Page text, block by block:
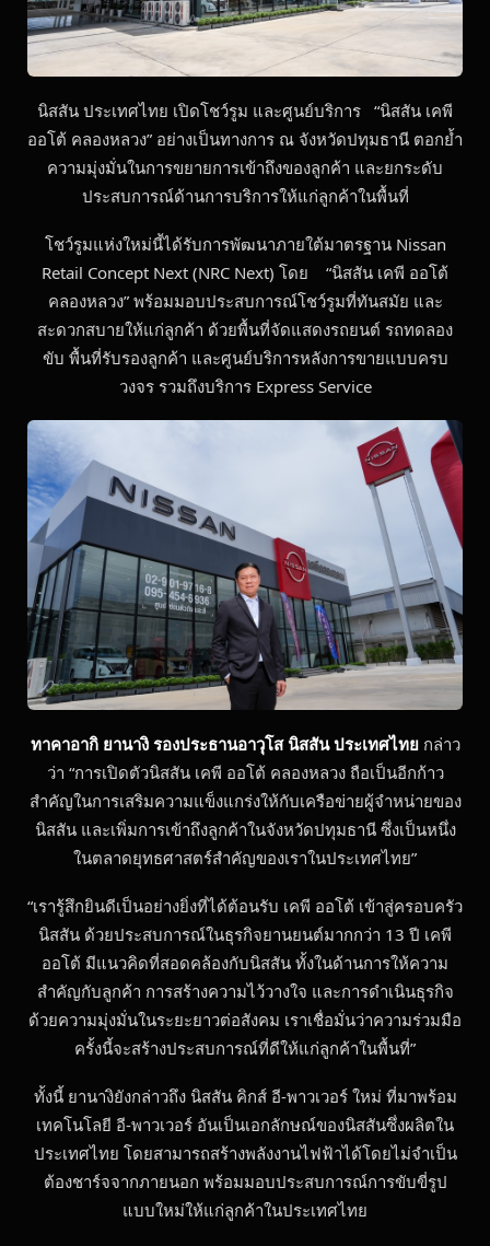
นิสสัน ประเทศไทย เปิดโชว์รูม และศูนย์บริการ “นิสสัน เคพี
ออโต้ คลองหลวง” อย่างเป็นทางการ ณ จังหวัดปทุมธานี ตอกย้ำ
ความมุ่งมั่นในการขยายการเข้าถึงของลูกค้า และยกระดับ
ประสบการณ์ด้านการบริการให้แก่ลูกค้าในพื้นที่
โชว์รูมแห่งใหม่นี้ได้รับการพัฒนาภายใต้มาตรฐาน Nissan
Retail Concept Next (NRC Next) โดย “นิสสัน เคพี ออโต้
คลองหลวง” พร้อมมอบประสบการณ์โชว์รูมที่ทันสมัย และ
สะดวกสบายให้แก่ลูกค้า ด้วยพื้นที่จัดแสดงรถยนต์ รถทดลอง
ขับ พื้นที่รับรองลูกค้า และศูนย์บริการหลังการขายแบบครบ
วงจร รวมถึงบริการ Express Service
ทาคาอากิ ยานางิ รองประธานอาวุโส นิสสัน ประเทศไทยกล่าว
ว่า “การเปิดตัวนิสสัน เคพี ออโต้ คลองหลวง ถือเป็นอีกก้าว
สำคัญในการเสริมความแข็งแกร่งให้กับเครือข่ายผู้จำหน่ายของ
นิสสัน และเพิ่มการเข้าถึงลูกค้าในจังหวัดปทุมธานี ซึ่งเป็นหนึ่ง
ในตลาดยุทธศาสตร์สำคัญของเราในประเทศไทย”
“เรารู้สึกยินดีเป็นอย่างยิ่งที่ได้ต้อนรับ เคพี ออโต้ เข้าสู่ครอบครัว
นิสสัน ด้วยประสบการณ์ในธุรกิจยานยนต์มากกว่า 13 ปี เคพี
ออโต้ มีแนวคิดที่สอดคล้องกับนิสสัน ทั้งในด้านการให้ความ
สำคัญกับลูกค้า การสร้างความไว้วางใจ และการดำเนินธุรกิจ
ด้วยความมุ่งมั่นในระยะยาวต่อสังคม เราเชื่อมั่นว่าความร่วมมือ
ครั้งนี้จะสร้างประสบการณ์ที่ดีให้แก่ลูกค้าในพื้นที่”
ทั้งนี้ ยานางิยังกล่าวถึง นิสสัน คิกส์ อี-พาวเวอร์ ใหม่ ที่มาพร้อม
เทคโนโลยี อี-พาวเวอร์ อันเป็นเอกลักษณ์ของนิสสันซึ่งผลิตใน
ประเทศไทย โดยสามารถสร้างพลังงานไฟฟ้าได้โดยไม่จำเป็น
ต้องชาร์จจากภายนอก พร้อมมอบประสบการณ์การขับขี่รูป
แบบใหม่ให้แก่ลูกค้าในประเทศไทย